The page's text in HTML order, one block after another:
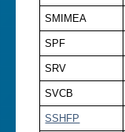
SMIMEA
SPF
SRV
SVCB
SSHFP